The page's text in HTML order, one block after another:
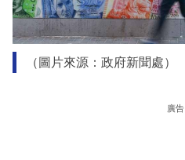
（圖片來源：政府新聞處）
廣告